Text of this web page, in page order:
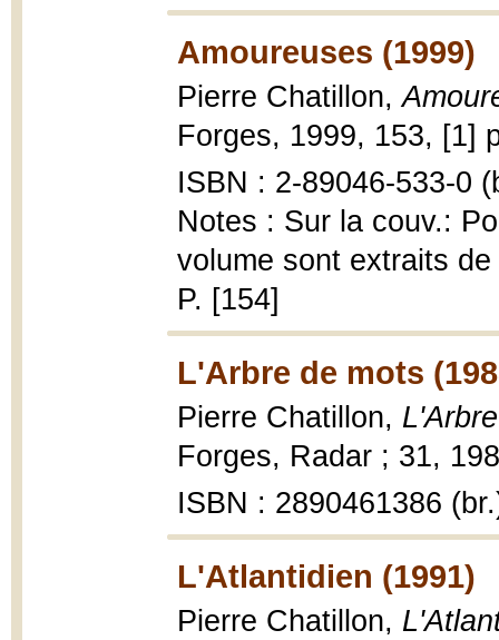
Amoureuses (1999)
Pierre Chatillon,
Forges, 1999, 153, [1]
ISBN : 2-89046-533-0
Notes : Sur la couv.:
volume sont extraits
P. [154]
L'Arbre de mots
Pierre Chatillon,
Forges, Radar ; 31,
ISBN : 2890461386
L'Atlantidien (1991)
Pierre Chatillon,